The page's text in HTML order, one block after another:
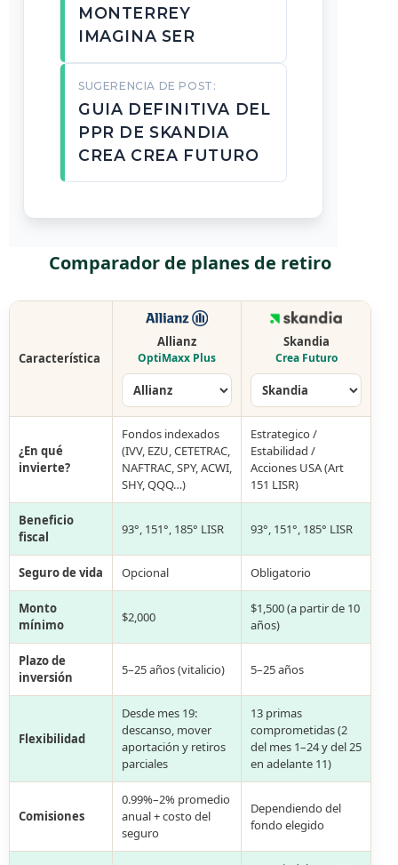
MONTERREY
IMAGINA SER
SUGERENCIA DE POST:
GUIA DEFINITIVA DEL
PPR DE SKANDIA
CREA CREA FUTURO
Comparador de planes de retiro
Característica
Allianz
OptiMaxx Plus
Skandia
Crea Futuro
¿En qué
invierte?
Fondos indexados
(IVV, EZU, CETETRAC,
NAFTRAC, SPY, ACWI,
SHY, QQQ…)
Estrategico /
Estabilidad /
Acciones USA (Art
151 LISR)
Beneficio
fiscal
93°, 151°, 185° LISR 93°, 151°, 185° LISR
Seguro de vida Opcional Obligatorio
Monto
mínimo
$2,000
$1,500 (a partir de 10
años)
Plazo de
inversión
5–25 años (vitalicio) 5–25 años
Flexibilidad
Desde mes 19:
descanso, mover
aportación y retiros
parciales
13 primas
comprometidas (2
del mes 1–24 y del 25
en adelante 11)
Comisiones
0.99%–2% promedio
anual + costo del
seguro
Dependiendo del
fondo elegido